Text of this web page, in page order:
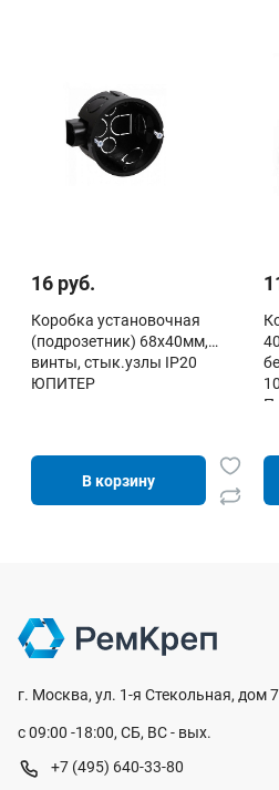
16 руб.
Коробка установочная
(подрозетник) 68х40мм,
винты, стык.узлы IP20
ЮПИТЕР
В корзину
г. Москва, ул. 1-я Стекольная, дом
с 09:00 -18:00, СБ, ВС - вых.
+7 (495) 640-33-80